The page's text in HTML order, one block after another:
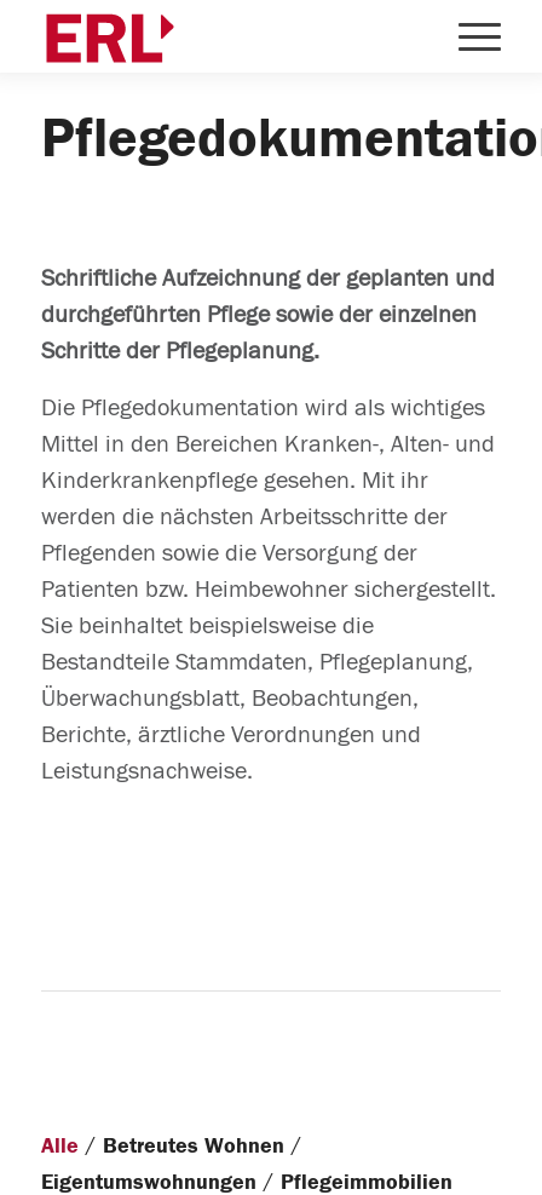
Schriftliche Aufzeichnung der geplanten und
durchgeführten Pflege sowie der einzelnen
Schritte der Pflegeplanung.
Die Pflegedokumentation wird als wichtiges
Mittel in den Bereichen Kranken-, Alten- und
Kinderkrankenpflege gesehen. Mit ihr
werden die nächsten Arbeitsschritte der
Pflegenden sowie die Versorgung der
Patienten bzw. Heimbewohner sichergestellt.
Sie beinhaltet beispielsweise die
Bestandteile Stammdaten, Pflegeplanung,
Überwachungsblatt, Beobachtungen,
Berichte, ärztliche Verordnungen und
Leistungsnachweise.
Alle / Betreutes Wohnen /
Eigentumswohnungen / Pflegeimmobilien